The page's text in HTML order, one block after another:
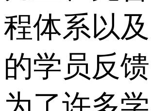
程体系以
的学员反